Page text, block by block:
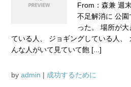
From：森兼 週
不足解消に 公
った。 場所が
ている人、 ジョギングしている人、
んな人がいて見ていて飽 [...]
by admin | 成功するために